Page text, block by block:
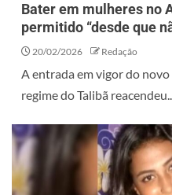
Bater em mulheres no
permitido “desde que
20/02/2026 Redação
A entrada em vigor do
regime do Talibã